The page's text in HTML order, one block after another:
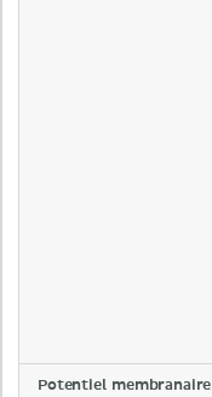
Potentiel membranaire